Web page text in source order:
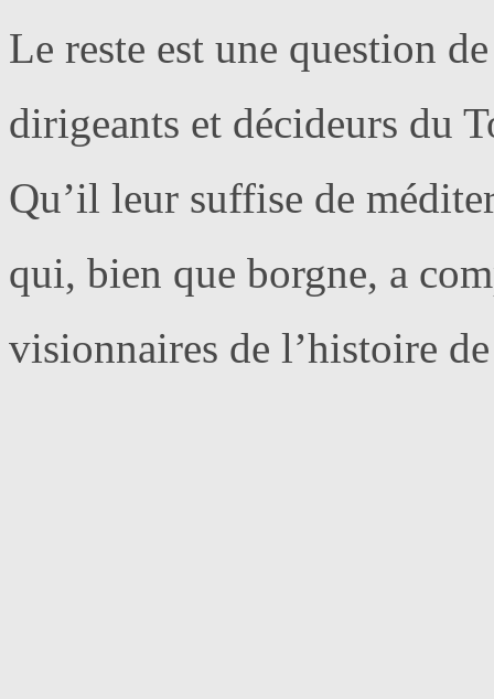
Le reste est une question
dirigeants et décideurs du
Qu’il leur suffise de
qui, bien que borgne, a
visionnaires de l’histoire